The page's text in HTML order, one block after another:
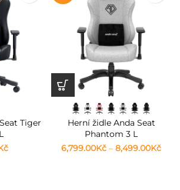
Tiger
Herní židle Anda Seat
Phantom 3 L
6,799.00Kč – 8,499.00Kč